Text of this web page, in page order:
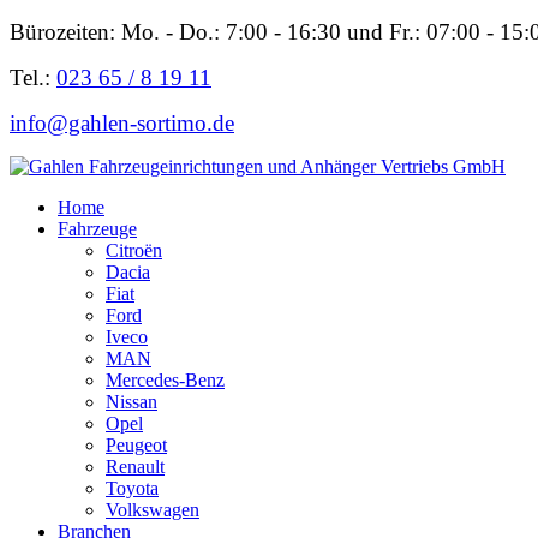
Bürozeiten: Mo. - Do.: 7:00 - 16:30 und Fr.: 07:00 -
Tel.: 023 65 / 8 19 11
info@gahlen-sortimo.de
Home
Fahrzeuge
Citroën
Dacia
Fiat
Ford
Iveco
MAN
Mercedes-Benz
Nissan
Opel
Peugeot
Renault
Toyota
Volkswagen
Branchen